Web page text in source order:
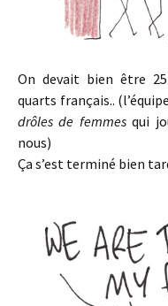
On devait bien être
quarts français..
drôles de femmesqui
nous)
Ça s’est terminé bien